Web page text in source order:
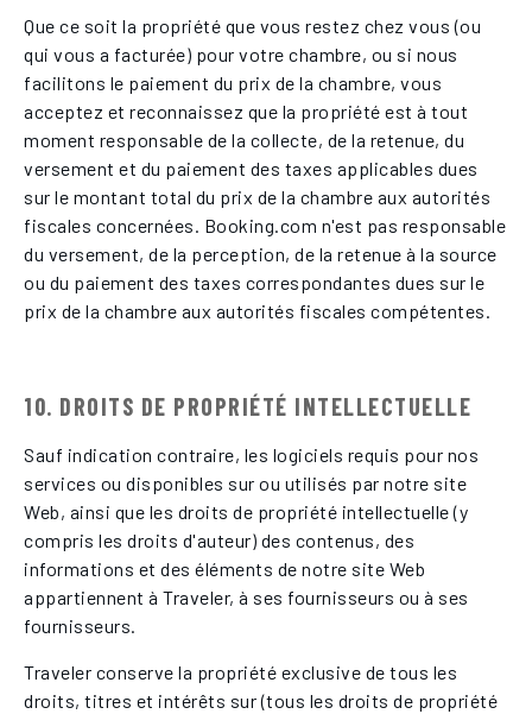
Que ce soit la propriété que vous restez chez vous (ou
qui vous a facturée) pour votre chambre, ou si nous
facilitons le paiement du prix de la chambre, vous
acceptez et reconnaissez que la propriété est à tout
moment responsable de la collecte, de la retenue, du
versement et du paiement des taxes applicables dues
sur le montant total du prix de la chambre aux autorités
fiscales concernées. Booking.com n'est pas responsable
du versement, de la perception, de la retenue à la source
ou du paiement des taxes correspondantes dues sur le
prix de la chambre aux autorités fiscales compétentes.
10. DROITS DE PROPRIÉTÉ INTELLECTUELLE
Sauf indication contraire, les logiciels requis pour nos
services ou disponibles sur ou utilisés par notre site
Web, ainsi que les droits de propriété intellectuelle (y
compris les droits d'auteur) des contenus, des
informations et des éléments de notre site Web
appartiennent à Traveler, à ses fournisseurs ou à ses
fournisseurs.
Traveler conserve la propriété exclusive de tous les
droits, titres et intérêts sur (tous les droits de propriété